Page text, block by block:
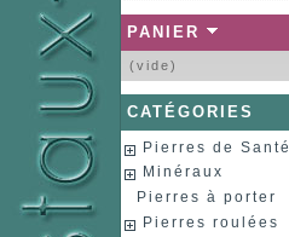
PANIER
(vide)
CATÉGORIES
Pierres de Santé
Minéraux
Pierres à porter
Pierres roulées